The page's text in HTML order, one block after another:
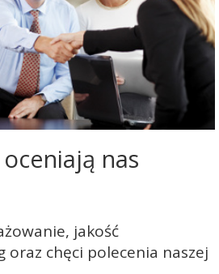
nas
jakość
oraz chęci polecenia naszej